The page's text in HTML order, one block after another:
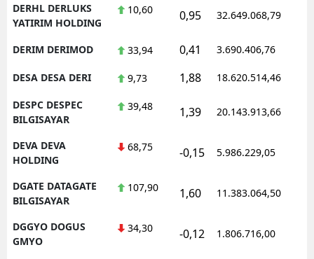
DERHL DERLUKS
YATIRIM HOLDING
10,60 0,95 32.649.068,79
DERIM DERIMOD 33,94 0,41 3.690.406,76
DESA DESA DERI 9,73 1,88 18.620.514,46
DESPC DESPEC
BILGISAYAR
39,48 1,39 20.143.913,66
DEVA DEVA
HOLDING
68,75 -0,15 5.986.229,05
DGATE DATAGATE
BILGISAYAR
107,90 1,60 11.383.064,50
DGGYO DOGUS
GMYO
34,30 -0,12 1.806.716,00